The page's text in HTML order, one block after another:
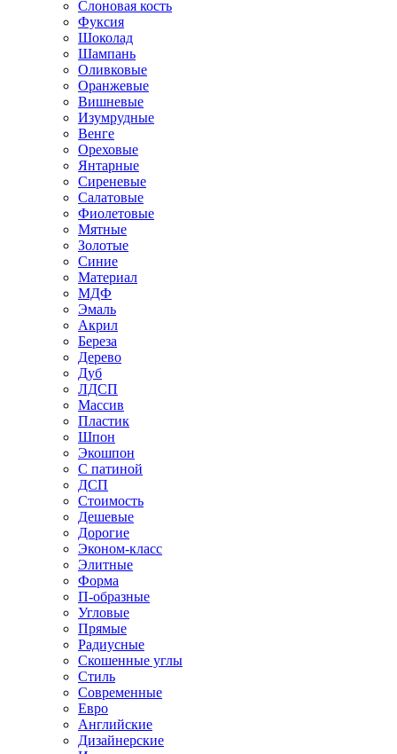
Слоновая кость
Фуксия
Шоколад
Шампань
Оливковые
Оранжевые
Вишневые
Изумрудные
Венге
Ореховые
Янтарные
Сиреневые
Салатовые
Фиолетовые
Мятные
Золотые
Синие
Материал
МДФ
Эмаль
Акрил
Береза
Дерево
Дуб
ЛДСП
Массив
Пластик
Шпон
Экошпон
С патиной
ДСП
Стоимость
Дешевые
Дорогие
Эконом-класс
Элитные
Форма
П-образные
Угловые
Прямые
Радиусные
Скошенные углы
Стиль
Современные
Евро
Английские
Дизайнерские